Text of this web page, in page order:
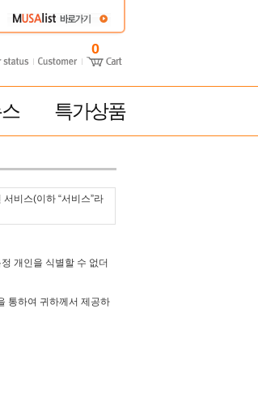
0
특가상품
비스(이하 “서비스”라
개인을 식별할 수 없더
통하여 귀하께서 제공하